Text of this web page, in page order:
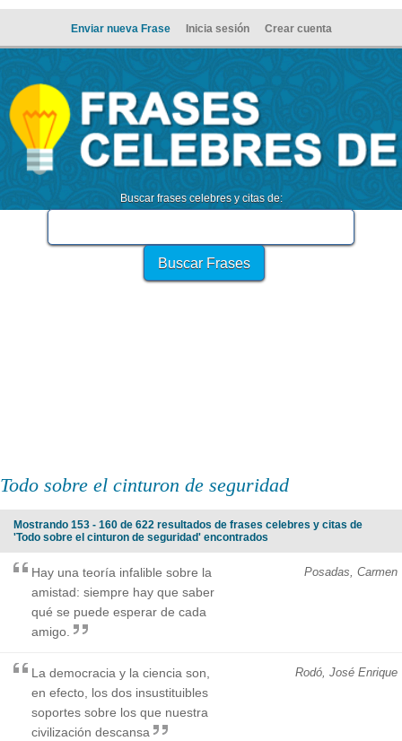
Enviar nueva Frase Inicia sesión Crear cuenta
Buscar frases celebres y citas de:
Todo sobre el cinturon de seguridad
Mostrando 153 - 160 de 622 resultados de frases celebres y citas de
'Todo sobre el cinturon de seguridad' encontrados
Posadas, Carmen
Hay una teoría infalible sobre la
amistad: siempre hay que saber
qué se puede esperar de cada
amigo.
Rodó, José Enrique
La democracia y la ciencia son,
en efecto, los dos insustituibles
soportes sobre los que nuestra
civilización descansa